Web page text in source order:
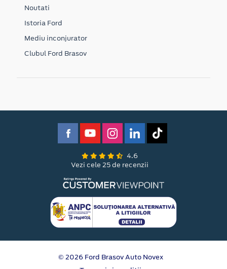
Noutati
Istoria Ford
Mediu inconjurator
Clubul Ford Brasov
4.6
Vezi cele 25 de recenzii
© 2026 Ford Brasov Auto Novex